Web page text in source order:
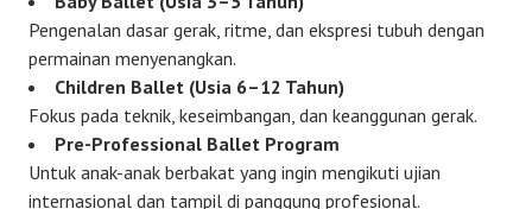
Pengenalan dasar gerak, ritme, dan ekspresi tubuh dengan
permainan menyenangkan.
Children Ballet (Usia 6–12 Tahun)
Fokus pada teknik, keseimbangan, dan keanggunan gerak.
Pre-Professional Ballet Program
Untuk anak-anak berbakat yang ingin mengikuti ujian
internasional dan tampil di panggung profesional.